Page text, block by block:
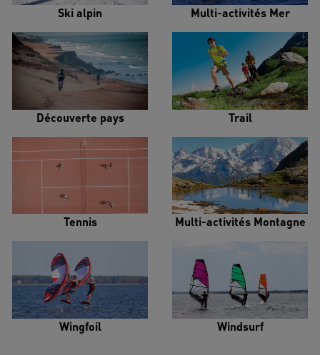
Ski alpin Multi-activités Mer
Découverte pays Trail
Tennis Multi-activités Montagne
Wingfoil Windsurf